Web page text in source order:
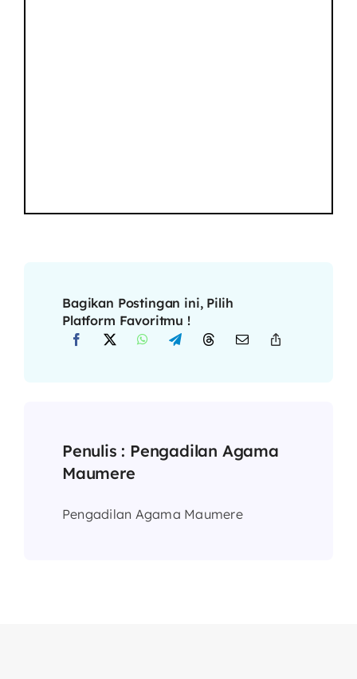
Bagikan Postingan ini, Pilih
Platform Favoritmu !
Penulis : Pengadilan Agama
Maumere
Pengadilan Agama Maumere